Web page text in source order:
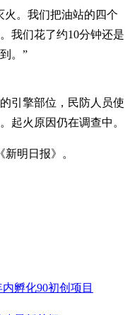
火。我们把油站的四个
我们花了约10分钟还是
。”
引擎部位，民防人员使
起火原因仍在调查中。
明日报》。
孵化90初创项目